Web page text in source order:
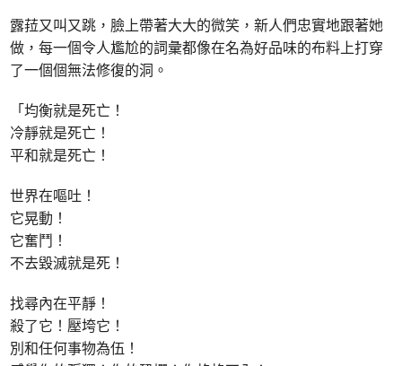
露菈又叫又跳，臉上帶著大大的微笑，新人們忠實地跟著她
做，每一個令人尷尬的詞彙都像在名為好品味的布料上打穿
了一個個無法修復的洞。
「均衡就是死亡！
冷靜就是死亡！
平和就是死亡！
世界在嘔吐！
它晃動！
它奮鬥！
不去毀滅就是死！
找尋內在平靜！
殺了它！壓垮它！
別和任何事物為伍！